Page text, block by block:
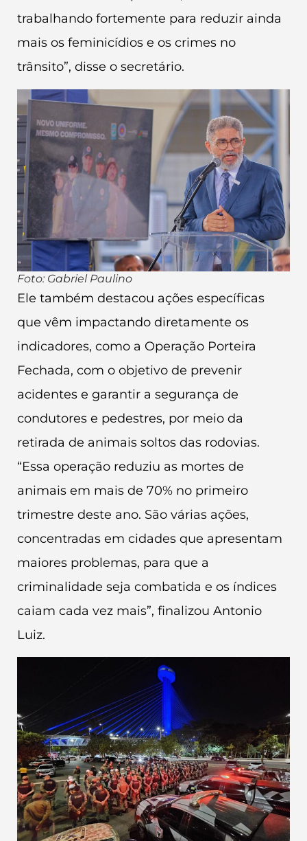
trabalhando fortemente para reduzir ainda
mais os feminicídios e os crimes no
trânsito”, disse o secretário.
Foto: Gabriel Paulino
Ele também destacou ações específicas
que vêm impactando diretamente os
indicadores, como a Operação Porteira
Fechada, com o objetivo de prevenir
acidentes e garantir a segurança de
condutores e pedestres, por meio da
retirada de animais soltos das rodovias.
“Essa operação reduziu as mortes de
animais em mais de 70% no primeiro
trimestre deste ano. São várias ações,
concentradas em cidades que apresentam
maiores problemas, para que a
criminalidade seja combatida e os índices
caiam cada vez mais”, finalizou Antonio
Luiz.